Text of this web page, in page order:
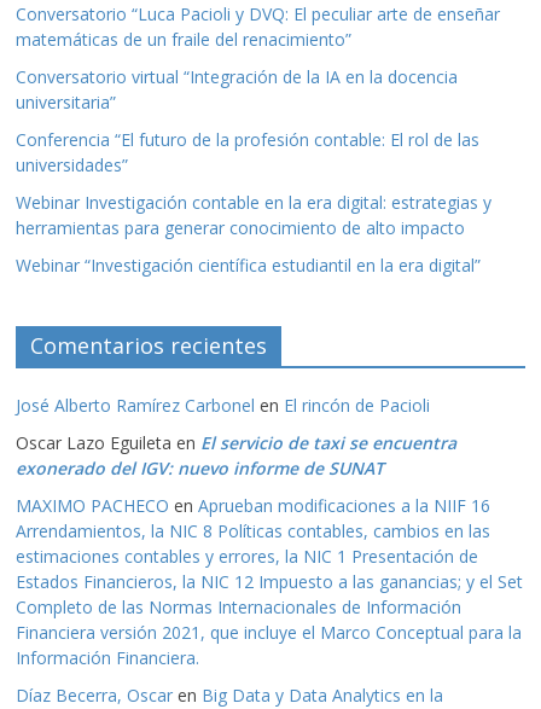
Conversatorio “Luca Pacioli y DVQ: El peculiar arte de enseñar
matemáticas de un fraile del renacimiento”
Conversatorio virtual “Integración de la IA en la docencia
universitaria”
Conferencia “El futuro de la profesión contable: El rol de las
universidades”
Webinar Investigación contable en la era digital: estrategias y
herramientas para generar conocimiento de alto impacto
Webinar “Investigación científica estudiantil en la era digital”
Comentarios recientes
José Alberto Ramírez Carbonel en El rincón de Pacioli
Oscar Lazo Eguileta en El servicio de taxi se encuentra
exonerado del IGV: nuevo informe de SUNAT
MAXIMO PACHECO enAprueban modificaciones a la NIIF 16
Arrendamientos, la NIC 8 Políticas contables, cambios en las
estimaciones contables y errores, la NIC 1 Presentación de
Estados Financieros, la NIC 12 Impuesto a las ganancias; y el Set
Completo de las Normas Internacionales de Información
Financiera versión 2021, que incluye el Marco Conceptual para la
Información Financiera.
Díaz Becerra, Oscar en Big Data y Data Analytics en la